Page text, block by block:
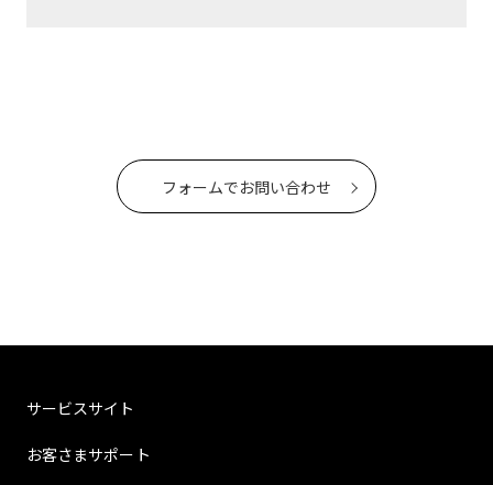
フォームでお問い合わせ
サービスサイト
お客さまサポート